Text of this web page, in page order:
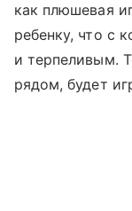
как плюшевая
ребенку, что с
и терпеливым.
рядом, будет